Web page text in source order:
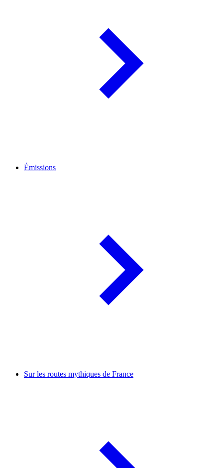
Émissions
Sur les routes mythiques de France